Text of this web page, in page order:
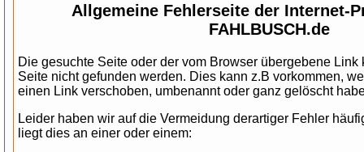
Allgemeine Fehlerseite der Internet-
FAHLBUSCH.de
Die gesuchte Seite oder der vom Browser übergebene Link
Seite nicht gefunden werden. Dies kann z.B vorkommen,
einen Link verschoben, umbenannt oder ganz gelöscht
Leider haben wir auf die Vermeidung derartiger Fehler
liegt dies an einer oder einem: